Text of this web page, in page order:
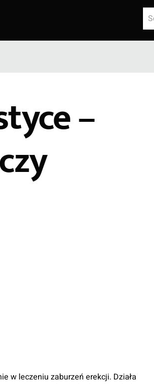
–
w leczeniu zaburzeń erekcji. Działa